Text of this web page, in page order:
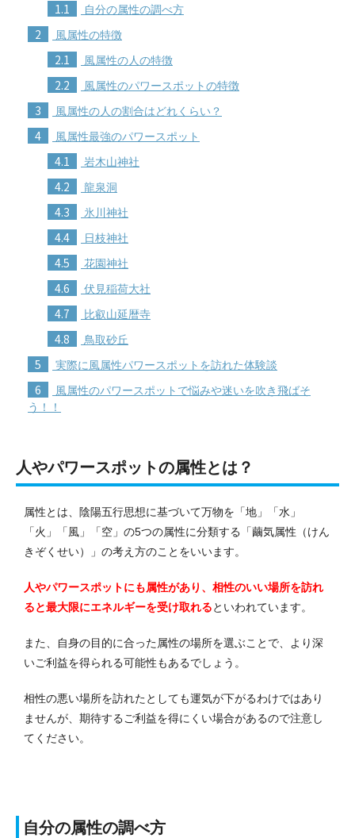
1.1 自分の属性の調べ方
2 風属性の特徴
2.1 風属性の人の特徴
2.2 風属性のパワースポットの特徴
3 風属性の人の割合はどれくらい？
4 風属性最強のパワースポット
4.1 岩木山神社
4.2 龍泉洞
4.3 氷川神社
4.4 日枝神社
4.5 花園神社
4.6 伏見稲荷大社
4.7 比叡山延暦寺
4.8 鳥取砂丘
5 実際に風属性パワースポットを訪れた体験談
6
風属性のパワースポットで悩みや迷いを吹き飛ばそ
う！！
人やパワースポットの属性とは？
属性とは、陰陽五行思想に基づいて万物を「地」「水」
「火」「風」「空」の5つの属性に分類する「繭気属性（けん
きぞくせい）」の考え方のことをいいます。
人やパワースポットにも属性があり、相性のいい場所を訪れ
ると最大限にエネルギーを受け取れるといわれています。
また、自身の目的に合った属性の場所を選ぶことで、より深
いご利益を得られる可能性もあるでしょう。
相性の悪い場所を訪れたとしても運気が下がるわけではあり
ませんが、期待するご利益を得にくい場合があるので注意し
てください。
自分の属性の調べ方